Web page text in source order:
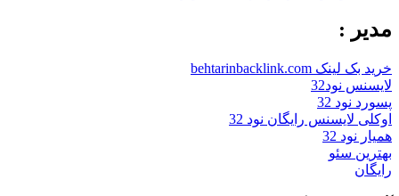
مدیر :
خرید بک لینک behtarinbacklink.com
لایسنس نود32
پسورد نود 32
اوکلی لایسنس رایگان نود 32
همیار نود 32
بهترین سئو
رایگان